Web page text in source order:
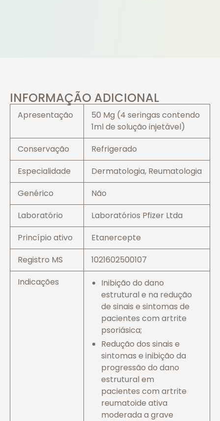
INFORMAÇÃO ADICIONAL
Apresentação
50 Mg (4 seringas contendo
1ml de solução injetável)
Conservação
Refrigerado
Especialidade
Dermatologia, Reumatologia
Genérico
Não
Laboratório
Laboratórios Pfizer Ltda
Princípio ativo
Etanercepte
Registro MS
1021602500107
Indicações
Inibição do dano
estrutural e na redução
de sinais e sintomas de
pacientes com artrite
psoriásica;
Redução dos sinais e
sintomas e inibição da
progressão do dano
estrutural em
pacientes com artrite
reumatoide ativa
moderada a grave